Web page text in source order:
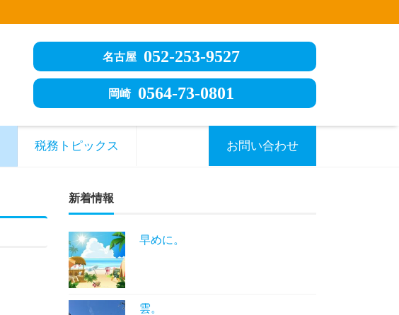
名古屋 052-253-9527
岡崎 0564-73-0801
税務トピックス お問い合わせ
新着情報
早めに。
雲。